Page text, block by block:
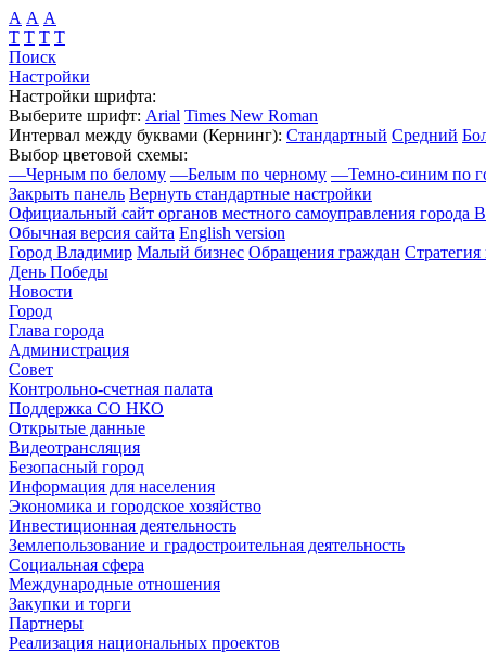
А А А
Т Т Т Т
Поиск
Настройки
Настройки шрифта:
Выберите шрифт: Arial Times New Roman
Интервал между буквами (Кернинг): Стандартный Средний
Выбор цветовой схемы:
—Черным по белому —Белым по черному —Темно-синим по
Закрыть панель Вернуть стандартные настройки
Официальный сайт органов местного самоуправления города
Обычная версия сайта English version
Город Владимир Малый бизнес Обращения граждан Стратегия
День Победы
Новости
Город
Глава города
Администрация
Совет
Контрольно-счетная палата
Поддержка СО НКО
Открытые данные
Видеотрансляция
Безопасный город
Информация для населения
Экономика и городское хозяйство
Инвестиционная деятельность
Землепользование и градостроительная деятельность
Социальная сфера
Международные отношения
Закупки и торги
Партнеры
Реализация национальных проектов